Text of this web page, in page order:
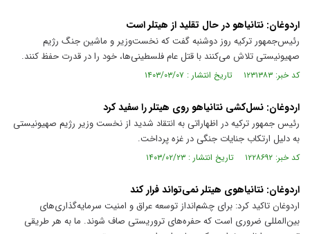
اردوغان: نتانیاهو در حال تقلید از هیتلر است
رئیس‌جمهور ترکیه روز دوشنبه گفت که نخست‌وزیر و ماشین جنگ رژیم
صهیونیستی تلاش می‌کنند با قتل عام فلسطینی‌ها، خود را در قدرت حفظ کنند.
کد خبر: ۱۲۳۱۳۸۳ تاریخ انتشار : ۱۴۰۳/۰۳/۰۷
اردوغان: نسل‌کشی نتانیاهو روی هیتلر را سفید کرد
رئیس جمهور ترکیه در اظهاراتی به انتقاد شدید از نخست وزیر رژیم صهیونیستی
به دلیل ارتکاب جنایات جنگی در غزه پرداخت.
کد خبر: ۱۲۲۸۶۹۲ تاریخ انتشار : ۱۴۰۳/۰۲/۲۳
اردوغان: نتانیاهوی هیتلر نمی‌تواند فرار کند
اردوغان تاکید کرد: برای چشم‌انداز توسعه عراق و امنیت سرمایه‌گذاری‌های
بین‌المللی ضروری است که حفره‌های تروریستی صاف شوند. ما به هر طریقی